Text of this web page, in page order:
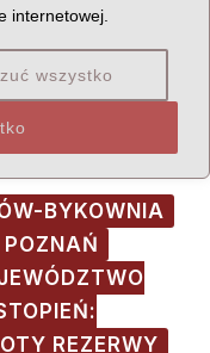
internetowej.
wszystko
Żo Żu Zw
Zbr
BYKOWNIA
REZERWY